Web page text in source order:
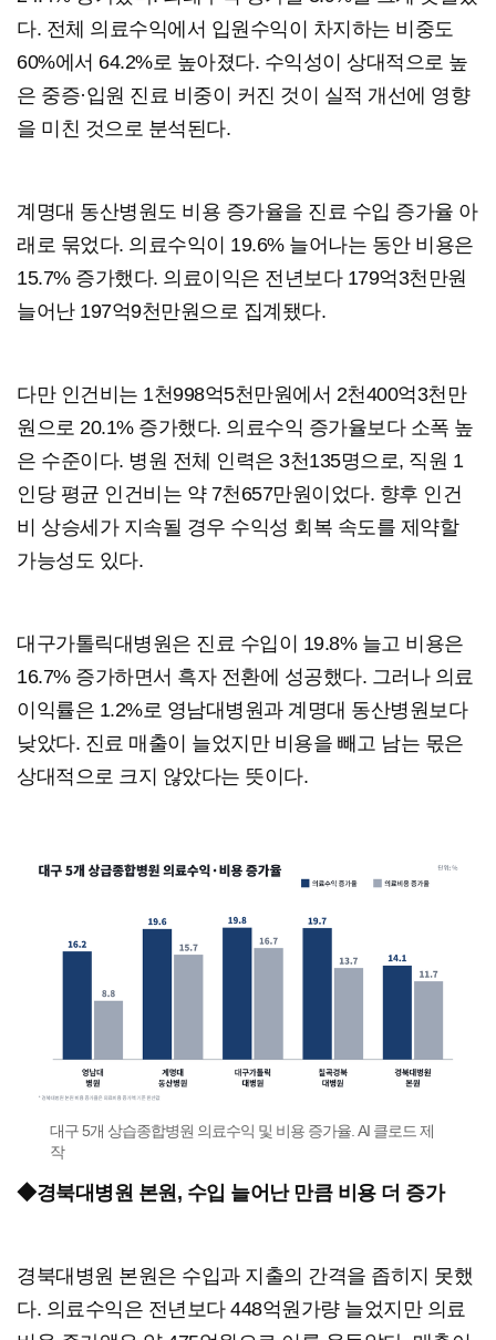
다. 전체 의료수익에서 입원수익이 차지하는 비중도
60%에서 64.2%로 높아졌다. 수익성이 상대적으로 높
은 중증·입원 진료 비중이 커진 것이 실적 개선에 영향
을 미친 것으로 분석된다.
계명대 동산병원도 비용 증가율을 진료 수입 증가율 아
래로 묶었다. 의료수익이 19.6% 늘어나는 동안 비용은
15.7% 증가했다. 의료이익은 전년보다 179억3천만원
늘어난 197억9천만원으로 집계됐다.
다만 인건비는 1천998억5천만원에서 2천400억3천만
원으로 20.1% 증가했다. 의료수익 증가율보다 소폭 높
은 수준이다. 병원 전체 인력은 3천135명으로, 직원 1
인당 평균 인건비는 약 7천657만원이었다. 향후 인건
비 상승세가 지속될 경우 수익성 회복 속도를 제약할
가능성도 있다.
대구가톨릭대병원은 진료 수입이 19.8% 늘고 비용은
16.7% 증가하면서 흑자 전환에 성공했다. 그러나 의료
이익률은 1.2%로 영남대병원과 계명대 동산병원보다
낮았다. 진료 매출이 늘었지만 비용을 빼고 남는 몫은
상대적으로 크지 않았다는 뜻이다.
대구 5개 상습종합병원 의료수익 및 비용 증가율. AI 클로드 제
작
◆경북대병원 본원, 수입 늘어난 만큼 비용 더 증가
경북대병원 본원은 수입과 지출의 간격을 좁히지 못했
다. 의료수익은 전년보다 448억원가량 늘었지만 의료